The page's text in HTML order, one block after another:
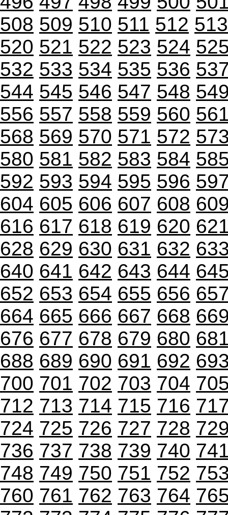
508 509 510 511 512 513
520 521 522 523 524
532 533 534 535 536
544 545 546 547 548
556 557 558 559 560
568 569 570 571 572
580 581 582 583 584
592 593 594 595 596
604 605 606 607 608
616 617 618 619 620
628 629 630 631 632
640 641 642 643 644
652 653 654 655 656
664 665 666 667 668
676 677 678 679 680
688 689 690 691 692
700 701 702 703 704
712 713 714 715 716
724 725 726 727 728
736 737 738 739 740
748 749 750 751 752
760 761 762 763 764